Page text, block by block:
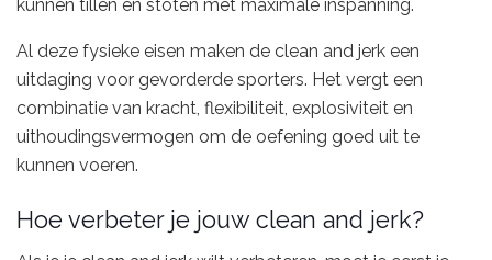
kunnen tillen en stoten met maximale inspanning.
Al deze fysieke eisen maken de clean and jerk een
uitdaging voor gevorderde sporters. Het vergt een
combinatie van kracht, flexibiliteit, explosiviteit en
uithoudingsvermogen om de oefening goed uit te
kunnen voeren.
Hoe verbeter je jouw clean and jerk?